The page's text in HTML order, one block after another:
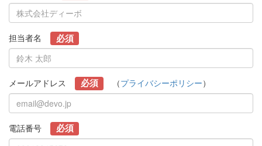
担当者名 必須
メールアドレス 必須 （プライバシーポリシー）
電話番号 必須